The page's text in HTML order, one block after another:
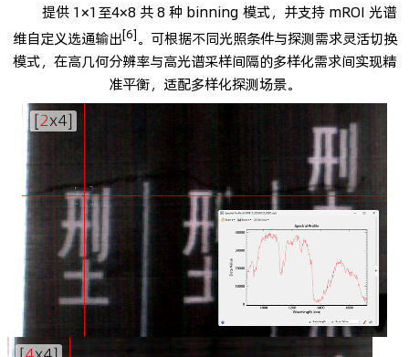
提供 1×1至4×8 共 8 种 binning 模式，并支持 mROI 光谱
维自定义选通输出[6]。可根据不同光照条件与探测需求灵活切换
模式，在高几何分辨率与高光谱采样间隔的多样化需求间实现精
准平衡，适配多样化探测场景。